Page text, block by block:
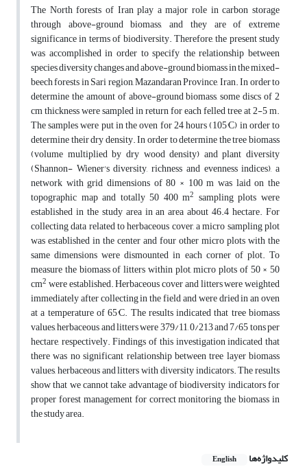
The North forests of Iran play a major role in carbon storage
through above-ground biomass, and they are of extreme
significance in terms of biodiversity. Therefore, the present study
was accomplished in order to specify the relationship between
species diversity changes and above-ground biomass in the mixed-
beech forests in Sari region, Mazandaran Province, Iran. In order to
determine the amount of above-ground biomass, some discs of 2
cm thickness were sampled in return for each felled tree at 2-5 m.
The samples were put in the oven for 24 hours (105°C) in order to
determine their dry density. In order to determine the tree biomass
(volume multiplied by dry wood density) and plant diversity
(Shannon- Wiener's diversity, richness and evenness indices), a
network with grid dimensions of 80 × 100 m was laid on the
topographic map and totally 50 400 m2 sampling plots were
established in the study area in an area about 46.4 hectare. For
collecting data related to herbaceous cover, a micro sampling plot
was established in the center and four other micro plots with the
same dimensions were dismounted in each corner of plot. To
measure the biomass of litters within plot, micro plots of 50 × 50
cm2 were established. Herbaceous cover and litters were weighted
immediately after collecting in the field and were dried in an oven
at a temperature of 65°C. The results indicated that tree biomass
values, herbaceous and litters were 379/11, 0/213 and 7/65 tons per
hectare, respectively. Findings of this investigation indicated that
there was no significant relationship between tree layer biomass
values, herbaceous and litters with diversity indicators. The results
show that we cannot take advantage of biodiversity indicators for
proper forest management for correct monitoring the biomass in
the study area.
کلیدواژه‌ها English